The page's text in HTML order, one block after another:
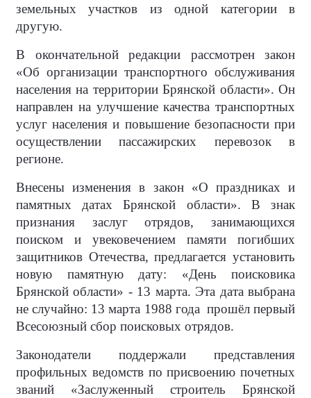
земельных участков из одной категории в
другую.
В окончательной редакции рассмотрен закон
«Об организации транспортного обслуживания
населения на территории Брянской области». Он
направлен на улучшение качества транспортных
услуг населения и повышение безопасности при
осуществлении пассажирских перевозок в
регионе.
Внесены изменения в закон «О праздниках и
памятных датах Брянской области». В знак
признания заслуг отрядов, занимающихся
поиском и увековечением памяти погибших
защитников Отечества, предлагается установить
новую памятную дату: «День поисковика
Брянской области» - 13 марта. Эта дата выбрана
не случайно: 13 марта 1988 года прошёл первый
Всесоюзный сбор поисковых отрядов.
Законодатели поддержали представления
профильных ведомств по присвоению почетных
званий «Заслуженный строитель Брянской